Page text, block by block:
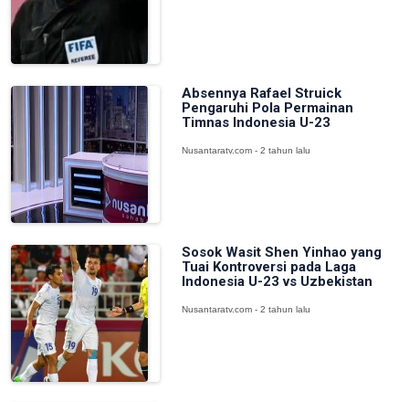
Absennya Rafael Struick
Pengaruhi Pola Permainan
Timnas Indonesia U-23
Nusantaratv.com - 2 tahun lalu
Sosok Wasit Shen Yinhao yang
Tuai Kontroversi pada Laga
Indonesia U-23 vs Uzbekistan
Nusantaratv.com - 2 tahun lalu